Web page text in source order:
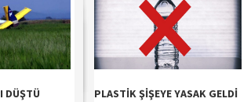
DÜŞTÜ
PLASTİK ŞİŞEYE YASAK GELDİ